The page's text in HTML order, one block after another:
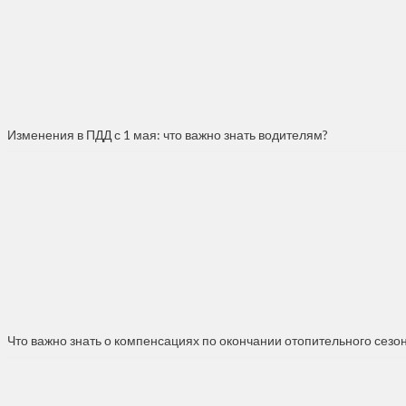
Изменения в ПДД с 1 мая: что важно знать водителям?
Что важно знать о компенсациях по окончании отопительного